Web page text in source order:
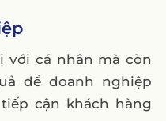
với cá nhân mà còn
để doanh nghiệp
cận khách hàng